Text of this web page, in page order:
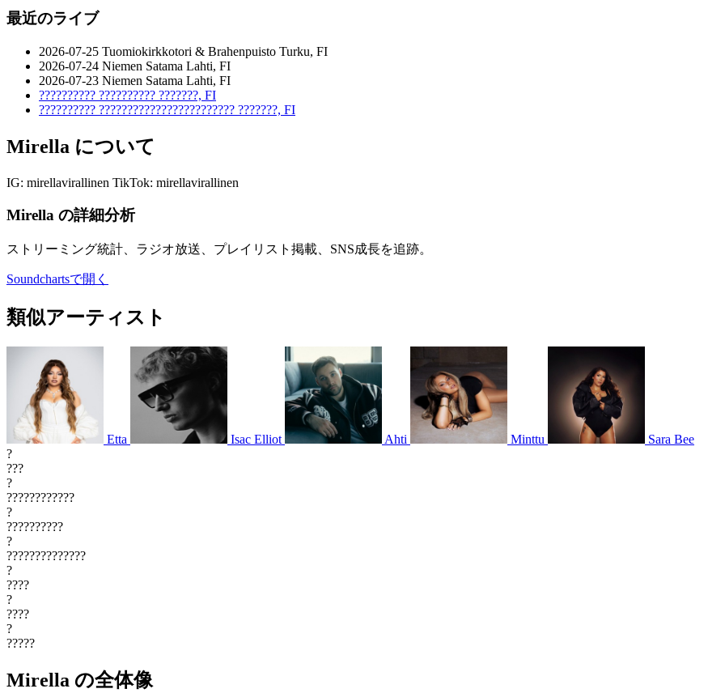
最近のライブ
2026-07-25 Tuomiokirkkotori & Brahenpuisto Turku, FI
2026-07-24 Niemen Satama Lahti, FI
2026-07-23 Niemen Satama Lahti, FI
?????????? ?????????? ???????, FI
?????????? ???????????????????????? ???????, FI
Mirella について
IG: mirellavirallinen TikTok: mirellavirallinen
Mirella の詳細分析
ストリーミング統計、ラジオ放送、プレイリスト掲載、SNS成長を追跡。
Soundchartsで開く
類似アーティスト
Etta Isac Elliot Ahti Minttu
Sara Bee
?
???
?
????????????
?
??????????
?
??????????????
?
????
?
????
?
?????
Mirella の全体像